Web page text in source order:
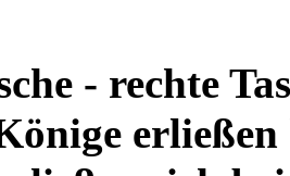
- rechte